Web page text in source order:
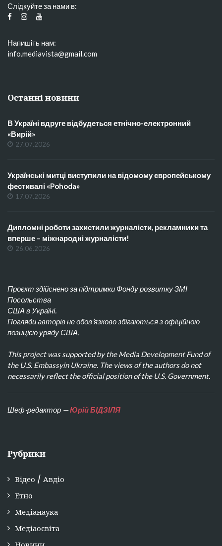
Слідкуйте за нами в:
Напишіть нам:
info.mediavista@gmail.com
Останні новини
В Україні вдруге відбудеться етнічно-електронний
«Вирій»
27.07.2026
Українські митці виступили на відомому європейському
фестивалі «Pohoda»
17.07.2026
Дипломні роботи захистили журналісти, рекламники та
вперше – міжнародні журналісти!
26.06.2026
Проєкт здійснено за підтримки Фонду розвитку ЗМІ
Посольства
США в Україні.
Погляди авторів не обов’язково збігаються з офіційною
позицією уряду США.
This project was supported by the Media Development Fund of
the U.S. Embassyin Ukraine. The views of the authors do not
necessarily reflect the official position of the U.S. Government.
Шеф-редактор —Юрій БІДЗІЛЯ
Рубрики
Відео / Авдіо
Етно
Медіанаука
Медіаосвіта